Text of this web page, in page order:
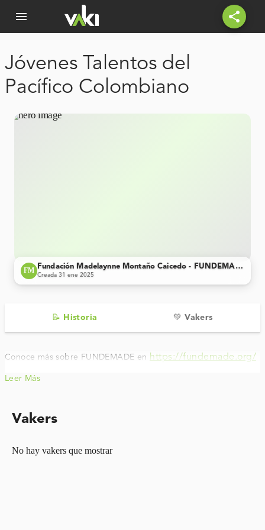
menu share
Jóvenes Talentos del
Pacífico Colombiano
FM Fundación Madelaynne Montaño Caicedo - FUNDEMADE
Creada 31 ene 2025
📝 Historia 💚 Vakers
Conoce más sobre FUNDEMADE en https://fundemade.org/
Leer Más
Vakers
No hay vakers que mostrar